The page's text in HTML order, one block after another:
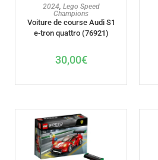
AJOUTER AU PANIER
2024, Lego Speed
Champions
Voiture de course Audi S1
e-tron quattro (76921)
30,00€